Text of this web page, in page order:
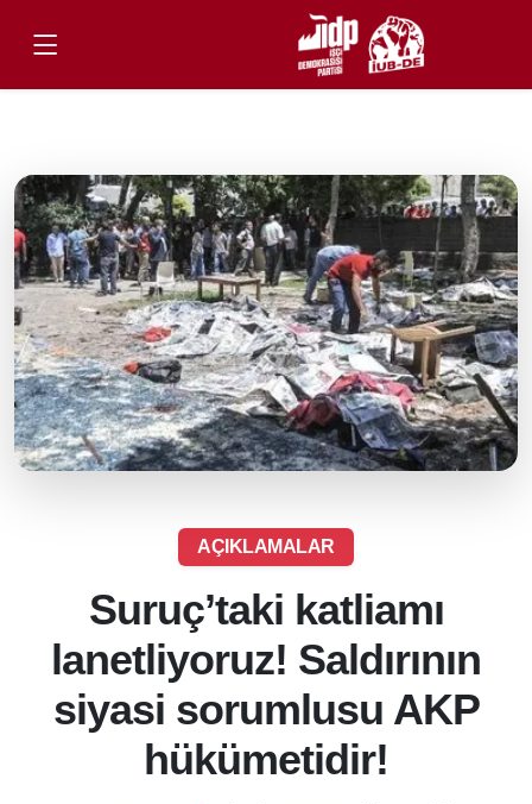
AÇIKLAMALAR
Suruç’taki katliamı
lanetliyoruz! Saldırının
siyasi sorumlusu AKP
hükümetidir!